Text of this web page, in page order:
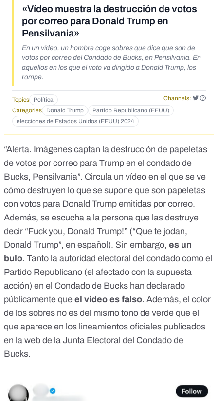
«Vídeo muestra la destrucción de votos
por correo para Donald Trump en
Pensilvania»
En un vídeo, un hombre coge sobres que dice que son de
votos por correo del Condado de Bucks, en Pensilvania. En
aquellos en los que el voto va dirigido a Donald Trump, los
rompe.
Topics Política
Channels:
Categories
Donald Trump
Partido Republicano (EEUU)
elecciones de Estados Unidos (EEUU) 2024
“Alerta. Imágenes captan la destrucción de papeletas
de votos por correo para Trump en el condado de
Bucks, Pensilvania”. Circula un vídeo en el que se ve
cómo destruyen lo que se supone que son papeletas
con votos para Donald Trump emitidas por correo.
Además, se escucha a la persona que las destruye
decir “Fuck you, Donald Trump!” (“Que te jodan,
Donald Trump”, en español). Sin embargo, es un
bulo. Tanto la autoridad electoral del condado como el
Partido Republicano (el afectado con la supuesta
acción) en el Condado de Bucks han declarado
públicamente que el vídeo es falso. Además, el color
de los sobres no es del mismo tono de verde que el
que aparece en los lineamientos oficiales publicados
en la web de la Junta Electoral del Condado de
Bucks.